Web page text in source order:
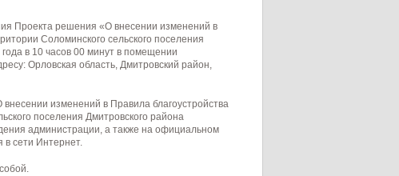
Проекта решения «О внесении изменений в
Соломинского сельского поселения
в 10 часов 00 минут в помещении
Орловская область, Дмитровский район,
изменений в Правила благоустройства
поселения Дмитровского района
администрации, а также на официальном
в сети Интернет.